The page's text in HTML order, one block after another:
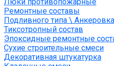
Ремонтные составы
Подливного типа \ Анкеровка
Тиксотропный состав
Эпоксидные ремонтные
Сухие строительные смеси
Декоративная штукатурка